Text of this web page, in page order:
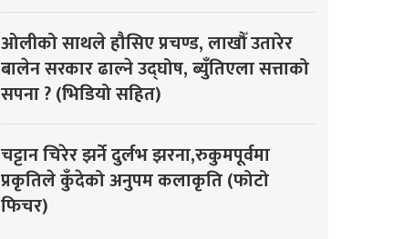
ओलीको साथले हौसिए प्रचण्ड, लाखौँ उतारेर
बालेन सरकार ढाल्ने उद्घोष, ब्युँतिएला सत्ताको
सपना ? (भिडियो सहित)
चट्टान चिरेर झर्ने दुर्लभ झरना,रुकुमपूर्वमा
प्रकृतिले कुँदेको अनुपम कलाकृति (फोटो
फिचर)